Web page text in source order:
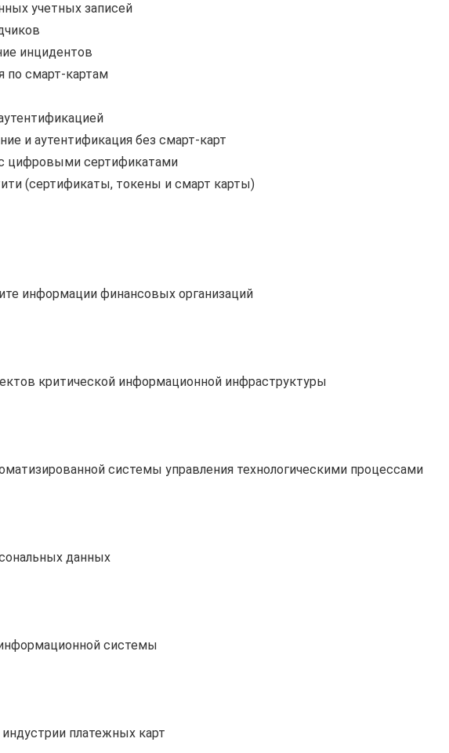
учетных записей
инцидентов
по смарт-картам
и аутентификация без смарт-карт
цифровыми сертификатами
(сертификаты, токены и смарт карты)
информации финансовых организаций
критической информационной инфраструктуры
системы управления технологическими процессами
данных
системы
платежных карт